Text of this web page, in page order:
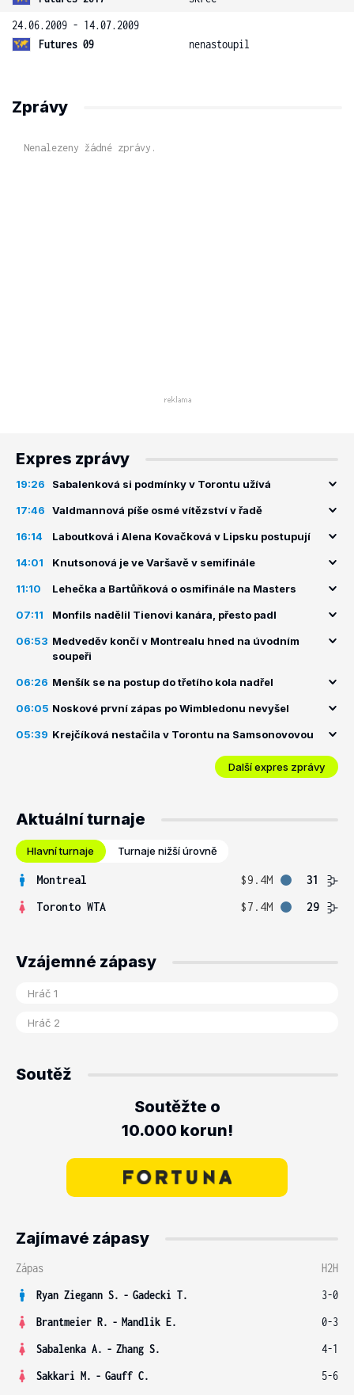
24.06.2009 - 14.07.2009
Futures 09
nenastoupil
Zprávy
Nenalezeny žádné zprávy.
Expres zprávy
19:26 Sabalenková si podmínky v Torontu užívá
17:46 Valdmannová píše osmé vítězství v řadě
16:14 Laboutková i Alena Kovačková v Lipsku postupují
14:01 Knutsonová je ve Varšavě v semifinále
11:10 Lehečka a Bartůňková o osmifinále na Masters
07:11 Monfils nadělil Tienovi kanára, přesto padl
06:53 Medveděv končí v Montrealu hned na úvodním
soupeři
06:26 Menšík se na postup do třetího kola nadřel
06:05 Noskové první zápas po Wimbledonu nevyšel
05:39 Krejčíková nestačila v Torontu na Samsonovovou
Další expres zprávy
Aktuální turnaje
Hlavní turnaje Turnaje nižší úrovně
Montreal $9.4M
31
Toronto WTA
$7.4M 29
Vzájemné zápasy
Soutěž
Soutěžte o
10.000 korun!
Zajímavé zápasy
Zápas
H2H
Ryan Ziegann S. - Gadecki T.
3-0
Brantmeier R. - Mandlik E.
0-3
Sabalenka A. - Zhang S.
4-1
Sakkari M. - Gauff C.
5-6